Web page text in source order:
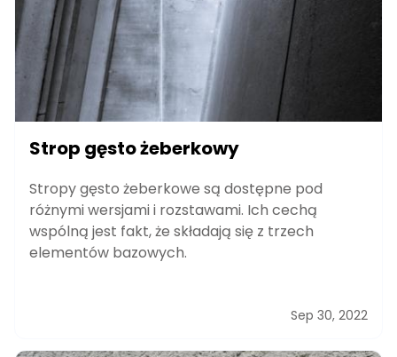
Strop gęsto żeberkowy
Stropy gęsto żeberkowe są dostępne pod
różnymi wersjami i rozstawami. Ich cechą
wspólną jest fakt, że składają się z trzech
elementów bazowych.
Sep 30, 2022